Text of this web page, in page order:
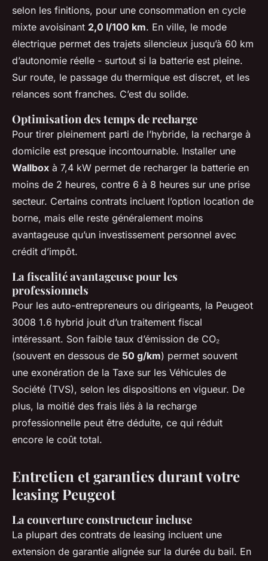
selon les finitions, pour une consommation en cycle
mixte avoisinant 2,0 l/100 km. En ville, le mode
électrique permet des trajets silencieux jusqu’à 60 km
d’autonomie réelle - surtout si la batterie est pleine.
Sur route, le passage du thermique est discret, et les
relances sont franches. C’est du solide.
Optimisation des temps de recharge
Pour tirer pleinement parti de l’hybride, la recharge à
domicile est presque incontournable. Installer une
Wallbox à 7,4 kW permet de recharger la batterie en
moins de 2 heures, contre 6 à 8 heures sur une prise
secteur. Certains contrats incluent l’option location de
borne, mais elle reste généralement moins
avantageuse qu’un investissement personnel avec
crédit d’impôt.
La fiscalité avantageuse pour les
professionnels
Pour les auto-entrepreneurs ou dirigeants, la Peugeot
3008 1.6 hybrid jouit d’un traitement fiscal
intéressant. Son faible taux d’émission de CO₂
(souvent en dessous de 50 g/km) permet souvent
une exonération de la Taxe sur les Véhicules de
Société (TVS), selon les dispositions en vigueur. De
plus, la moitié des frais liés à la recharge
professionnelle peut être déduite, ce qui réduit
encore le coût total.
Entretien et garanties durant votre
leasing Peugeot
La couverture constructeur incluse
La plupart des contrats de leasing incluent une
extension de garantie alignée sur la durée du bail. En